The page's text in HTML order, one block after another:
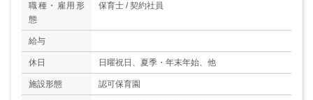
職種・雇用形
態
保育士 / 契約社員
給与
休日 日曜祝日、夏季・年末年始、他
施設形態 認可保育園